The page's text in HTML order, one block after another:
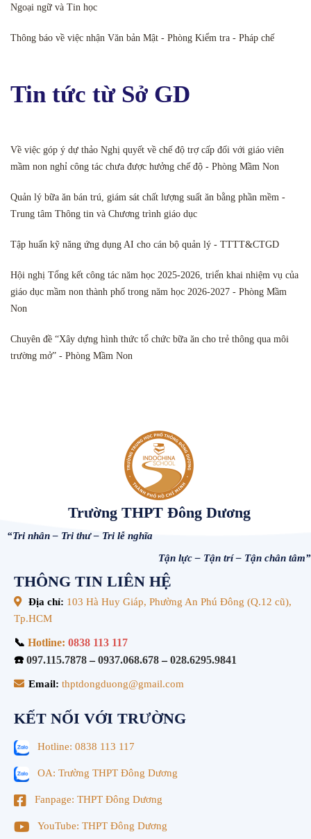
Ngoại ngữ và Tin học
Thông báo về việc nhận Văn bản Mật - Phòng Kiểm tra - Pháp chế
Tin tức từ Sở GD
Về việc góp ý dự thảo Nghị quyết về chế độ trợ cấp đối với giáo viên
mầm non nghỉ công tác chưa được hưởng chế độ - Phòng Mầm Non
Quản lý bữa ăn bán trú, giám sát chất lượng suất ăn bằng phần mềm -
Trung tâm Thông tin và Chương trình giáo dục
Tập huấn kỹ năng ứng dụng AI cho cán bộ quản lý - TTTT&CTGD
Hội nghị Tổng kết công tác năm học 2025-2026, triển khai nhiệm vụ của
giáo dục mầm non thành phố trong năm học 2026-2027 - Phòng Mầm
Non
Chuyên đề “Xây dựng hình thức tổ chức bữa ăn cho trẻ thông qua môi
trường mở” - Phòng Mầm Non
Trường THPT Đông Dương
“Tri nhân – Tri thư – Tri lễ nghĩa
Tận lực – Tận trí – Tận chân tâm”
THÔNG TIN LIÊN HỆ
Địa chỉ: 103 Hà Huy Giáp, Phường An Phú Đông (Q.12 cũ),
Tp.HCM
📞 Hotline: 0838 113 117
☎️ 097.115.7878–0937.068.678–028.6295.9841
Email: thptdongduong@gmail.com
KẾT NỐI VỚI TRƯỜNG
Hotline: 0838 113 117
OA: Trường THPT Đông Dương
Fanpage: THPT Đông Dương
YouTube: THPT Đông Dương